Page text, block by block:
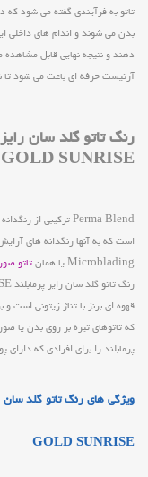
تاتو به فرآیندی گفته می شود
بدن می شوند و اندام های داخلی
دهند و نتیجه نهایی قابل مشاهده
آرتیست حرفه ای باعث می شود تا
GOLD SUNRISE
Microblading یا همان
تاتو
قهوه ای برنز با تناژ زیتونی است
که تاتوهای تیره بر روی بدن یا
پرمابلند را برای افرادی که
GOLD SUNRISE